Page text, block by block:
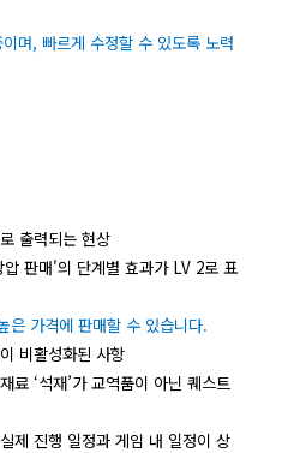
며, 빠르게 수정할 수 있도록 노력
출력되는 현상
판매'의 단계별 효과가 LV 2로 표
가격에 판매할 수 있습니다.
비활성화된 사항
료 ‘석재’가 교역품이 아닌 퀘스트
제 진행 일정과 게임 내 일정이 상